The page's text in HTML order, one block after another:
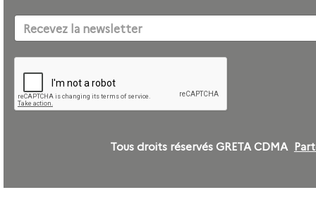
Tous droits réservés GRETA CDMA